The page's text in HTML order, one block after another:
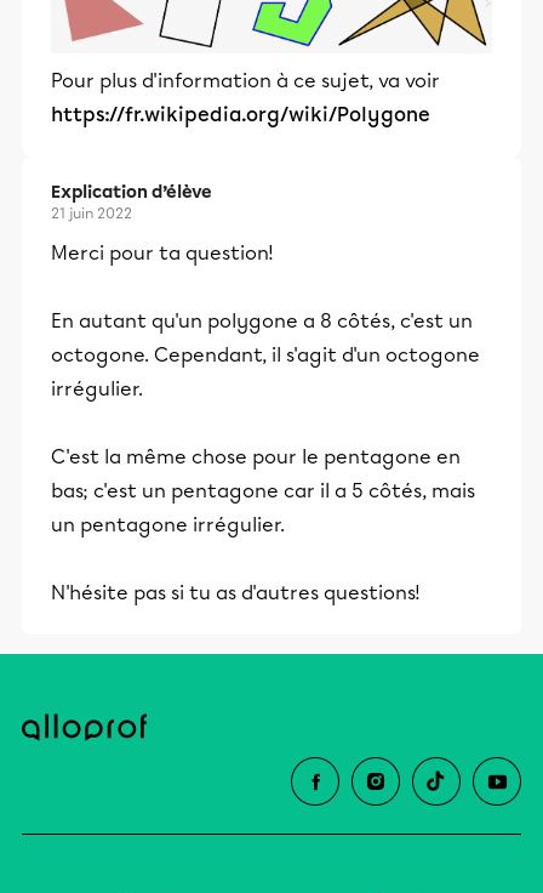
Pour plus d'information à ce sujet, va voir
https://fr.wikipedia.org/wiki/Polygone
Explication d’élève
21 juin 2022
Merci pour ta question!
En autant qu'un polygone a 8 côtés, c'est un
octogone. Cependant, il s'agit d'un octogone
irrégulier.
C'est la même chose pour le pentagone en
bas; c'est un pentagone car il a 5 côtés, mais
un pentagone irrégulier.
N'hésite pas si tu as d'autres questions!